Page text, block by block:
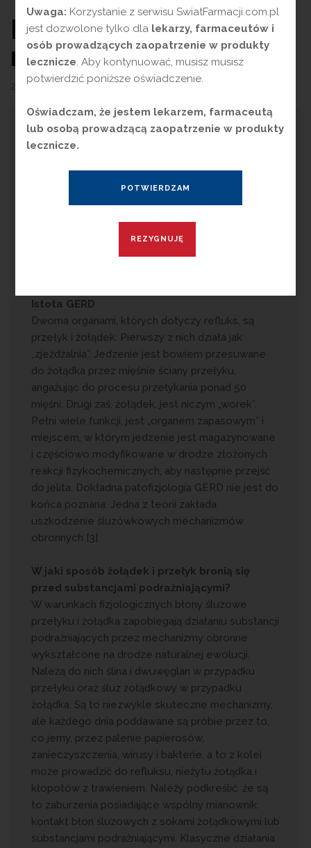
Nauka i natura kontra
refluks
26 kwietnia 2023
C
zęstość występowania GERD (ang.
czyli choroby refluksowej przełyku to około
15–25 proc. wśród całej populacji krajów
rozwiniętych [1]. W Polsce z tym problemem
może się zmagać nawet 40 proc. osób [2].
Choroba ta znacząco obniża jakość życia
pacjentów, przyczyniając się do ich gorszego
Istota GERD
Dwoma organami, których dotyczy refluks, są
przełyk i żołądek. Pierwszy z nich działa jak
„zjeżdżalnia”. Jedzenie jest bowiem przesuwane
do żołądka przez mięśnie ściany przełyku,
angażując do procesu przełykania ponad 50
mięśni. Drugi zaś, żołądek, jest niczym „worek”.
Pełni wiele funkcji, jest „organem zapasowym” i
miejscem, w którym jedzenie jest magazynowane
i częściowo modyfikowane w drodze złożonych
reakcji fizykochemicznych, aby następnie przejść
do jelita. Dokładna patofizjologia GERD nie jest do
końca poznana. Jedna z teorii zakłada
uszkodzenie śluzówkowych mechanizmów
obronnych [3].
W jaki sposób żołądek i przełyk bronią się
przed substancjami podrażniającymi?
W warunkach fizjologicznych błony śluzowe
przełyku i żołądka zapobiegają działaniu substancji
podrażniających przez mechanizmy obronne
wykształcone na drodze naturalnej ewolucji.
Należą do nich ślina i dwuwęglan w przypadku
przełyku oraz śluz żołądkowy w przypadku
żołądka. Są to niezwykle skuteczne mechanizmy,
ale każdego dnia poddawane są próbie przez to,
co jemy, przez palenie papierosów,
zanieczyszczenia, wirusy i bakterie, a to z kolei
może prowadzić do refluksu, nieżytu żołądka i
kłopotów z trawieniem. Należy podkreślić, że są
to zaburzenia posiadające wspólny mianownik:
kontakt błon śluzowych z sokami żołądkowymi lub
substancjami podrażniającymi. Klasyczne działania
Uwaga: Korzystanie z serwisu SwiatFarmacji.com.pl
jest dozwolone tylko dla lekarzy, farmaceutów i
osób prowadzących zaopatrzenie w produkty
lecznicze. Aby kontynuować, musisz musisz
potwierdzić poniższe oświadczenie.
Oświadczam, że jestem lekarzem, farmaceutą
lub osobą prowadzącą zaopatrzenie w produkty
lecznicze.